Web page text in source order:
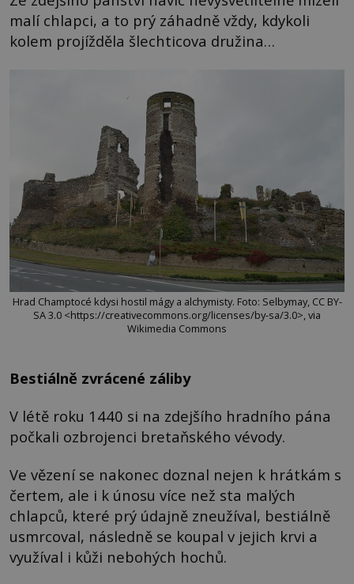
malí chlapci, a to prý záhadně vždy, kdykoli
kolem projížděla šlechticova družina…
Hrad Champtocé kdysi hostil mágy a alchymisty. Foto: Selbymay, CC BY-
SA 3.0 <https://creativecommons.org/licenses/by-sa/3.0>, via
Wikimedia Commons
Bestiálně zvrácené záliby
V létě roku 1440 si na zdejšího hradního pána
počkali ozbrojenci bretaňského vévody.
Ve vězení se nakonec doznal nejen k hrátkám s
čertem, ale i k únosu více než sta malých
chlapců, které prý údajně zneužíval, bestiálně
usmrcoval, následně se koupal v jejich krvi a
využíval i kůži nebohých hochů.